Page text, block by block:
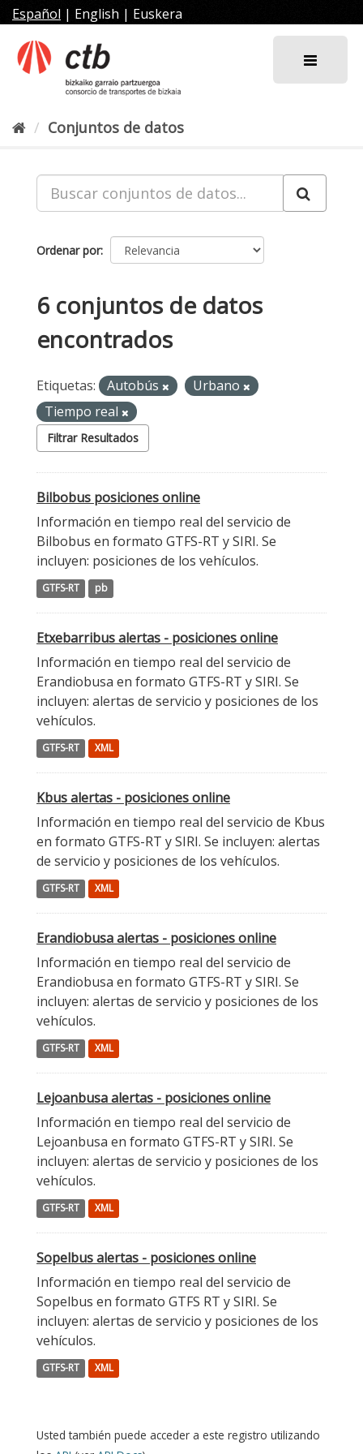
al
contenido
Español | English | Euskera
Conjuntos de datos
Ordenar por
6 conjuntos de datos
encontrados
Etiquetas: Autobús
Urbano
Tiempo real
Filtrar Resultados
Bilbobus posiciones online
Información en tiempo real del servicio de
Bilbobus en formato GTFS-RT y SIRI. Se
incluyen: posiciones de los vehículos.
GTFS-RT pb
Etxebarribus alertas - posiciones online
Información en tiempo real del servicio de
Erandiobusa en formato GTFS-RT y SIRI. Se
incluyen: alertas de servicio y posiciones de los
vehículos.
GTFS-RT XML
Kbus alertas - posiciones online
Información en tiempo real del servicio de Kbus
en formato GTFS-RT y SIRI. Se incluyen: alertas
de servicio y posiciones de los vehículos.
GTFS-RT XML
Erandiobusa alertas - posiciones online
Información en tiempo real del servicio de
Erandiobusa en formato GTFS-RT y SIRI. Se
incluyen: alertas de servicio y posiciones de los
vehículos.
GTFS-RT XML
Lejoanbusa alertas - posiciones online
Información en tiempo real del servicio de
Lejoanbusa en formato GTFS-RT y SIRI. Se
incluyen: alertas de servicio y posiciones de los
vehículos.
GTFS-RT XML
Sopelbus alertas - posiciones online
Información en tiempo real del servicio de
Sopelbus en formato GTFS RT y SIRI. Se
incluyen: alertas de servicio y posiciones de los
vehículos.
GTFS-RT XML
Usted también puede acceder a este registro utilizando